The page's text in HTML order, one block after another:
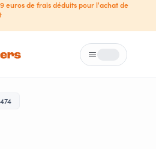
euros de frais déduits pour l'achat de
Loading...